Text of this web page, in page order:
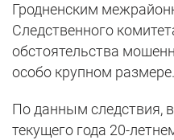
Гродненским
Следственного
обстоятельства
особо крупном размере.
По данным следствия,
текущего года 20-